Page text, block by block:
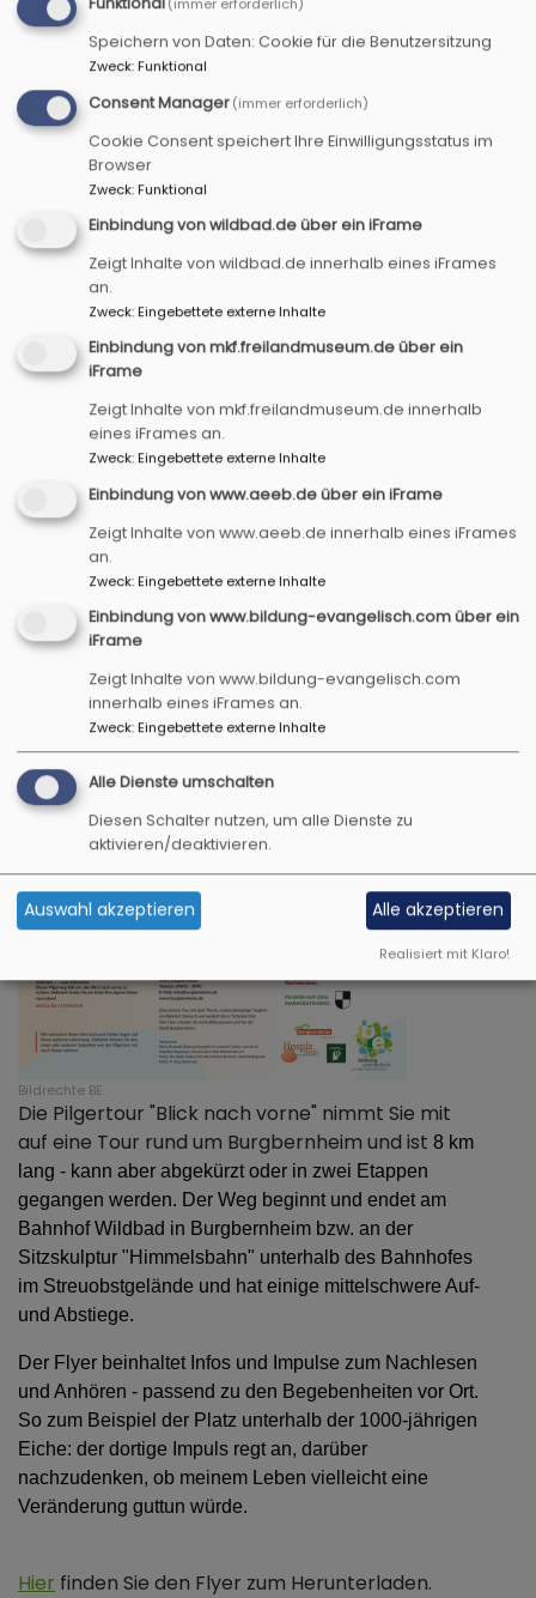
den eigenen Wurzeln und nach dem, was einen
geprägt hat und Halt gibt.
Die 6km lange Tour beginnt am Bahnhof
Steinach und endet dort auch wieder. Sie ist
geeignet für Menschen, die auf einen schmalen
Pfad gehen können.
Hierfinden Sie den Flyer zum Herunterladen.
2. Pilgertour"Blick nach
vorne"
Bildrechte BE
Die Pilgertour "Blick nach vorne" nimmt Sie mit
auf eine Tour rund um Burgbernheim und ist 8 km
lang - kann aber abgekürzt oder in zwei Etappen
gegangen werden. Der Weg beginnt und endet am
Bahnhof Wildbad in Burgbernheim bzw. an der
Sitzskulptur "Himmelsbahn" unterhalb des Bahnhofes
im Streuobstgelände und hat einige mittelschwere Auf-
und Abstiege.
Der Flyer beinhaltet Infos und Impulse zum Nachlesen
und Anhören - passend zu den Begebenheiten vor Ort.
So zum Beispiel der Platz unterhalb der 1000-jährigen
Eiche: der dortige Impuls regt an, darüber
nachzudenken, ob meinem Leben vielleicht eine
Veränderung guttun würde.
Hier finden Sie den Flyer zum Herunterladen.
Speichern von Daten: Cookie für die Benutzersitzung
Zweck:Funktional
Consent Manager(immer erforderlich)
Cookie Consent speichert Ihre Einwilligungsstatus im
Browser
Zweck:Funktional
Einbindung von wildbad.de über ein iFrame
Zeigt Inhalte von wildbad.de innerhalb eines iFrames
an.
Zweck:Eingebettete externe Inhalte
Einbindung von mkf.freilandmuseum.de über ein
iFrame
Zeigt Inhalte von mkf.freilandmuseum.de innerhalb
eines iFrames an.
Zweck:Eingebettete externe Inhalte
Einbindung von www.aeeb.de über ein iFrame
Zeigt Inhalte von www.aeeb.de innerhalb eines iFrames
an.
Zweck:Eingebettete externe Inhalte
Einbindung von www.bildung-evangelisch.com über ein
iFrame
Zeigt Inhalte von www.bildung-evangelisch.com
innerhalb eines iFrames an.
Zweck:Eingebettete externe Inhalte
Alle Dienste umschalten
Diesen Schalter nutzen, um alle Dienste zu
aktivieren/deaktivieren.
Auswahl akzeptieren Alle akzeptieren
Realisiert mit Klaro!